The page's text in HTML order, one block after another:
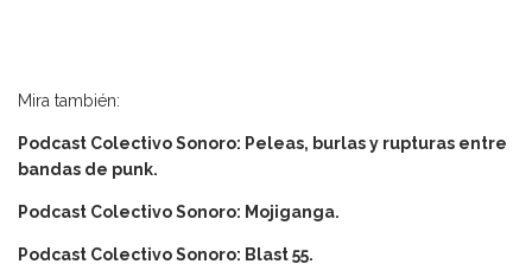
Mira también:
Podcast Colectivo Sonoro: Peleas, burlas y rupturas entre
bandas de punk.
Podcast Colectivo Sonoro: Mojiganga.
Podcast Colectivo Sonoro: Blast 55.